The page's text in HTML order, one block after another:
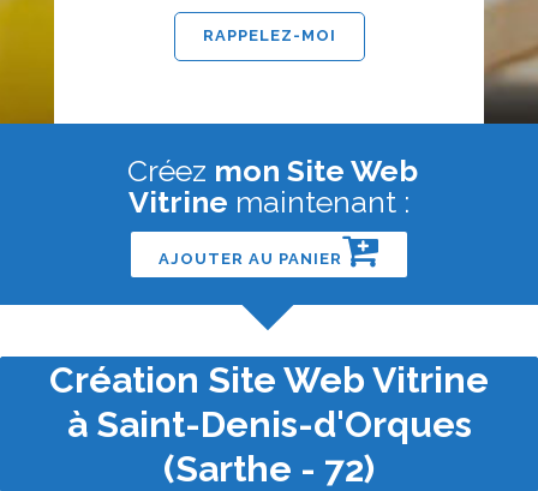
Créez mon Site Web
Vitrine maintenant :
AJOUTER AU PANIER
Création Site Web Vitrine
à Saint-Denis-d'Orques
(Sarthe - 72)